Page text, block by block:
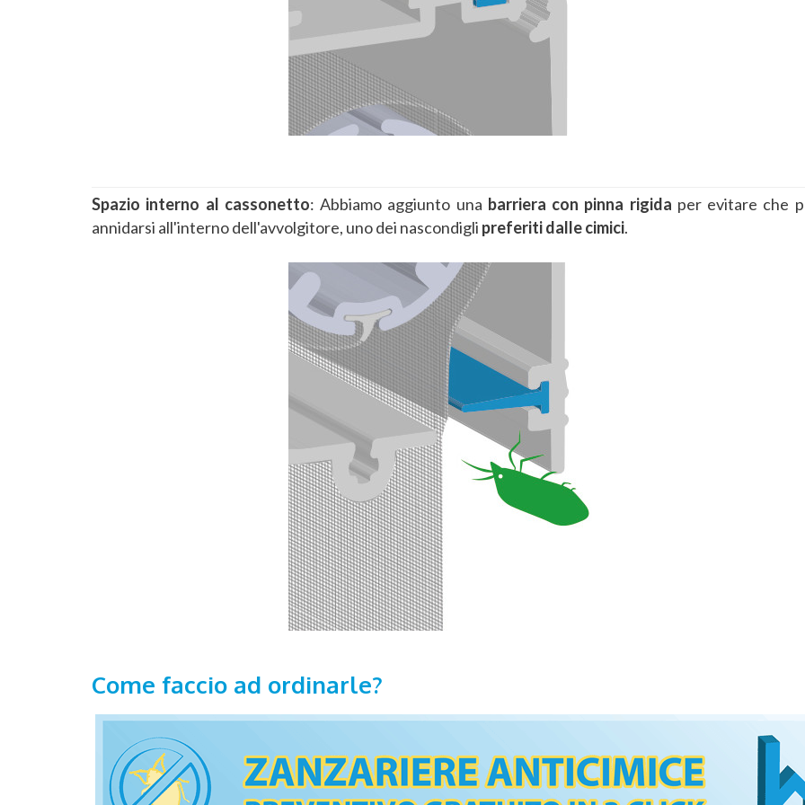
Spazio interno al cassonetto: Abbiamo aggiunto una barriera con pinna rigida per evitare che
annidarsi all'interno dell'avvolgitore, uno dei nascondigli preferiti dalle cimici.
Come faccio ad ordinarle?